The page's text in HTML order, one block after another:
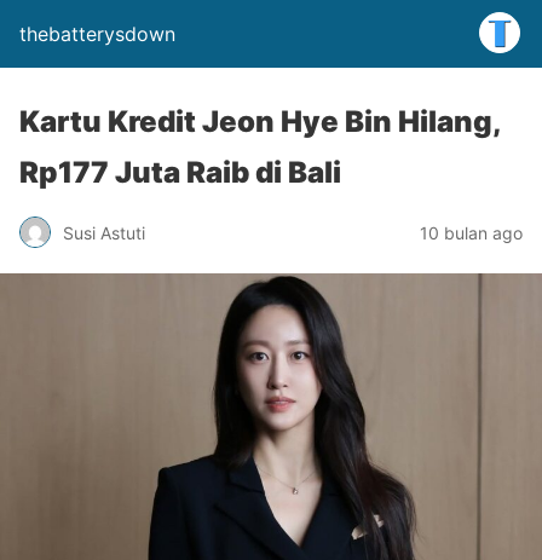
thebatterysdown
Kartu Kredit Jeon Hye Bin Hilang,
Rp177 Juta Raib di Bali
Susi Astuti 10 bulan ago